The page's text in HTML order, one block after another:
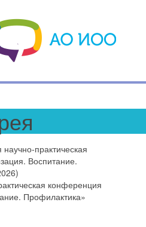
научно-практическая
Воспитание.
конференция
Профилактика»